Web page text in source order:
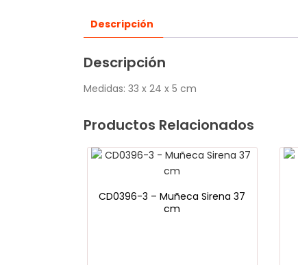
Descripción
Descripción
Medidas: 33 x 24 x 5 cm
Productos Relacionados
CD0396-3 – Muñeca Sirena 37
cm